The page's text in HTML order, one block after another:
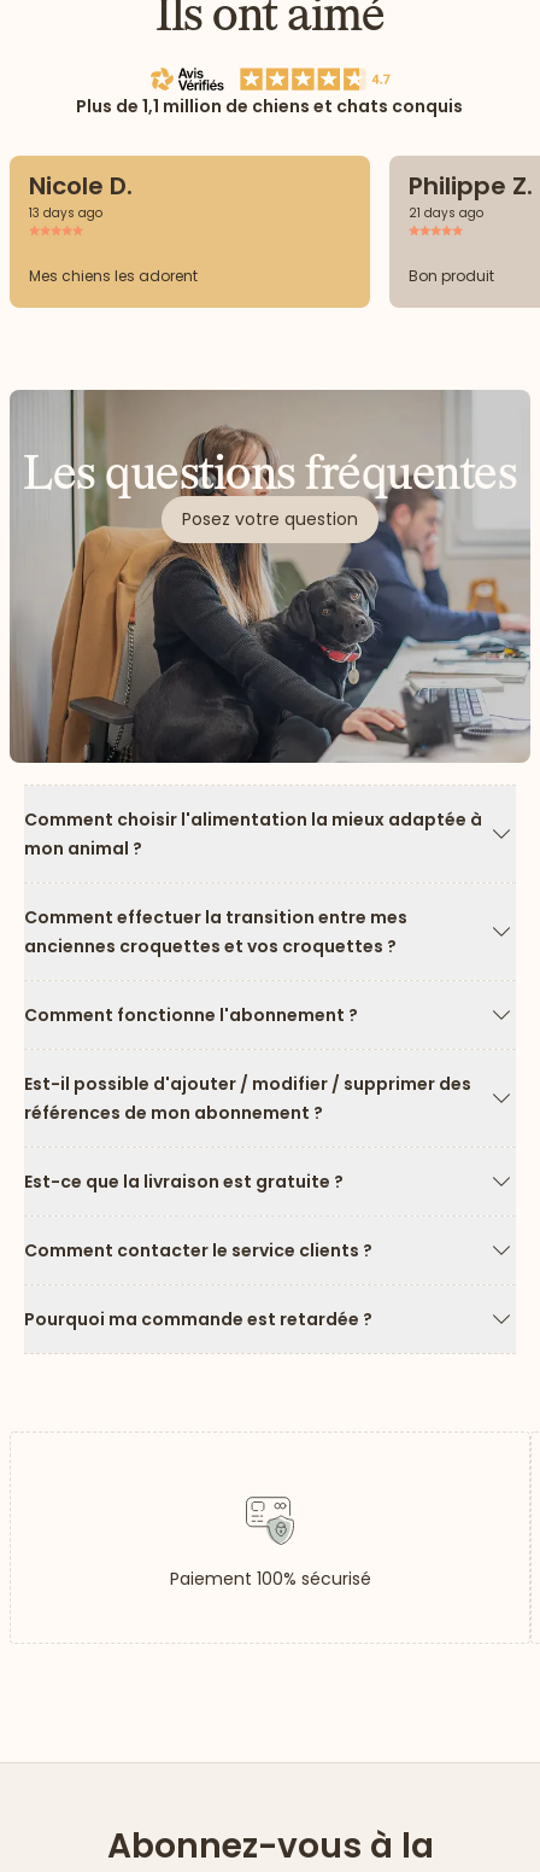
Ils ont aimé
Plus de 1,1 million de chiens et chats conquis
Nicole D.
13 days ago
Mes chiens les adorent
Philippe Z.
21 days ago
Bon produit
Les questions fréquentes
Posez votre question
Comment choisir l'alimentation la mieux adaptée à
mon animal ?
Comment effectuer la transition entre mes
anciennes croquettes et vos croquettes ?
Comment fonctionne l'abonnement ?
Est-il possible d'ajouter / modifier / supprimer des
références de mon abonnement ?
Est-ce que la livraison est gratuite ?
Comment contacter le service clients ?
Pourquoi ma commande est retardée ?
Paiement 100% sécurisé
Abonnez-vous à la